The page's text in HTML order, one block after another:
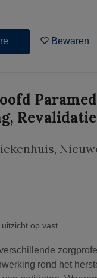
Bewaren
,
op vast
rond het